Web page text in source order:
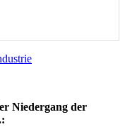
Niedergang der